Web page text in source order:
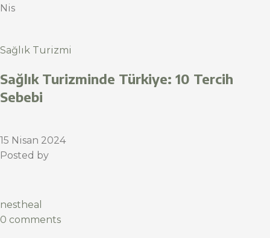
Nis
Sağlık Turizmi
Sağlık Turizminde Türkiye: 10 Tercih
Sebebi
15 Nisan 2024
Posted by
nestheal
0 comments